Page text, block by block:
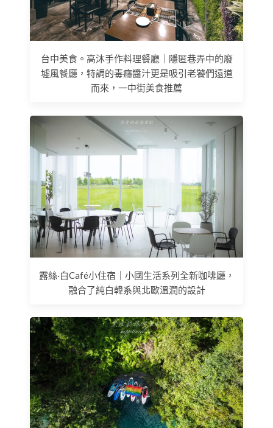
台中美食。高沐手作料理餐廳｜隱匿巷弄中的廢
墟風餐廳，特調的毒癮醬汁更是吸引老饕們遠道
而來，一中街美食推薦
露絲·白Café小住宿｜小國生活系列全新咖啡廳，
融合了純白韓系與北歐溫潤的設計